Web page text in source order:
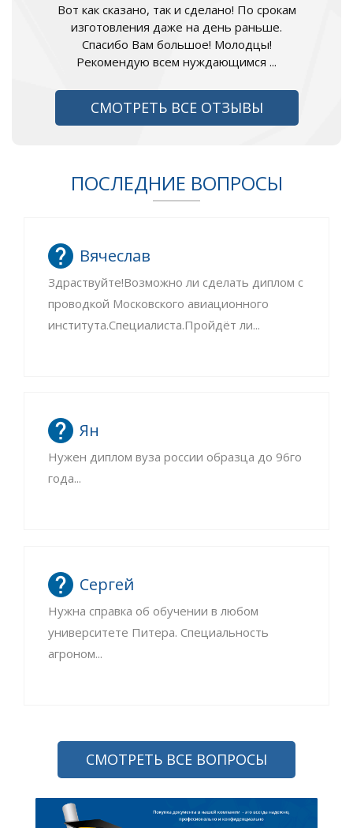
Вот как сказано, так и сделано! По срокам
изготовления даже на день раньше.
Спасибо Вам большое! Молодцы!
Рекомендую всем нуждающимся ...
СМОТРЕТЬ ВСЕ ОТЗЫВЫ
ПОСЛЕДНИЕ ВОПРОСЫ
Вячеслав
Здраствуйте!Возможно ли сделать диплом с
проводкой Московского авиационного
института.Специалиста.Пройдёт ли...
Ян
Нужен диплом вуза россии образца до 96го
года...
Сергей
Нужна справка об обучении в любом
университете Питера. Специальность
агроном...
СМОТРЕТЬ ВСЕ ВОПРОСЫ